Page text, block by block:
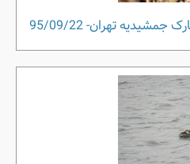
تهران- 95/09/22